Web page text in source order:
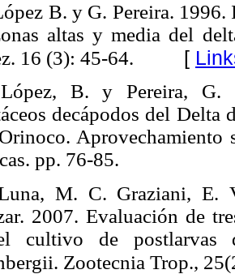
B. y G. Pereira. 1996.
altas y media del
16 (3): 45-64.
[
B. y Pereira, G.
decápodos del
Aprovechamiento
pp. 76-85.
M. C. Graziani, E.
2007. Evaluación de
cultivo de postlarvas
Zootecnia Trop.,